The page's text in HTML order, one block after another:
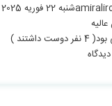
شنبه 22 فوریه 2025
بود(
4نفر دوست داشتند )